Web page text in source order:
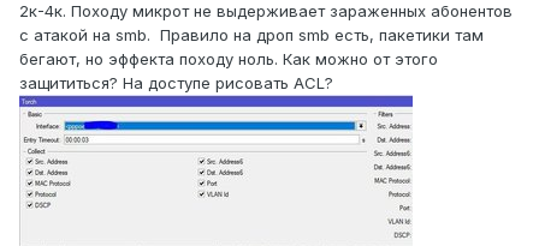
2к-4к. Походу микрот не выдерживает зараженных абонентов
с атакой на smb. Правило на дроп smb есть, пакетики там
бегают, но эффекта походу ноль. Как можно от этого
защититься? На доступе рисовать ACL?